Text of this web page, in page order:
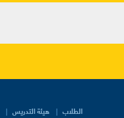
الطلاب هيئة التدريس